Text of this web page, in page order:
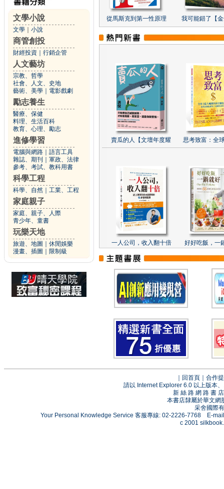
文學小說
文學 小說
商管創投
財經投資 行銷企管
人文藝坊
宗教、哲學
社會、人文、史地
藝術、美學
電影戲劇
勵志養生
醫療、保健
料理、生活百科
教育、心理、勵志
進修學習
電腦與網路
語言工具
雜誌、期刊
軍政、法律
參考、考試、教科用書
科學工程
科學、自然 工業、工程
家庭親子
家庭、親子、人際
青少年、童書
玩樂天地
旅遊、地圖
休閒娛樂
漫畫、插圖
限制級
從馬斯克到第一性原理 我可能錯了【
賣瓜的人【文壇年度耀 思考致富：全
一人公司，收入翻十倍 好好吃飯，一
回首頁
合作
請以 Internet Explorer 6.0 以上版本
新 絲 路 網 路 書
本書店隸屬於華文網
采舍國際
Your Personal Knowledge Service 客服專線: 02-2226-7768 E-
c 2001